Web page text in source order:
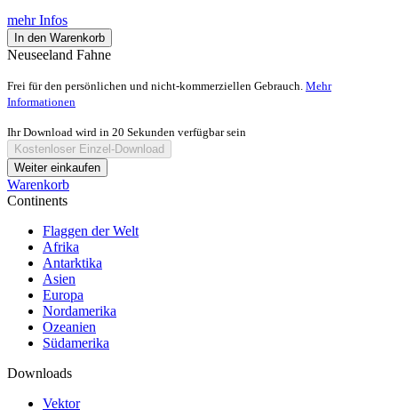
mehr Infos
In den Warenkorb
Neuseeland Fahne
Frei für den persönlichen und nicht-kommerziellen Gebrauch. Mehr
Informationen
Ihr Download wird in 20 Sekunden verfügbar sein
Kostenloser Einzel-Download
Weiter einkaufen
Warenkorb
Continents
Flaggen der Welt
Afrika
Antarktika
Asien
Europa
Nordamerika
Ozeanien
Südamerika
Downloads
Vektor